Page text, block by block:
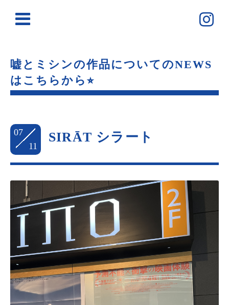
嘘とミシンの作品についてのNEWS
はこちらから⭐︎
07
11
SIRĀT シラート